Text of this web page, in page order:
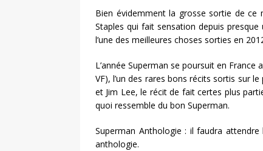
Bien évidemment la grosse sortie de ce
Staples qui fait sensation depuis
l’une des meilleures choses sorties en
L’année Superman se poursuit en
VF), l’un des rares bons récits sortis sur
et Jim Lee, le récit de fait certes plus
quoi ressemble du bon Superman.
Superman Anthologie : il faudra
anthologie.